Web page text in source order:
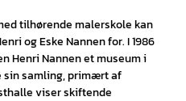
tilhørende malerskole kan
og Eske Nannen for. I 1986
Henri Nannen et museum i
sin samling, primært af
viser skiftende